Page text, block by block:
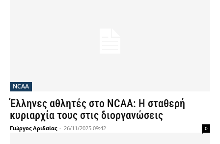
NCAA
Έλληνες αθλητές στο NCAA: Η σταθερή
κυριαρχία τους στις διοργανώσεις
Γιώργος Αριδαίας - 26/11/2025 09:42 0